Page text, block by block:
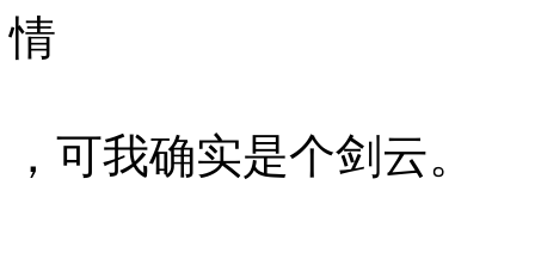
情
，可我确实是个剑云。